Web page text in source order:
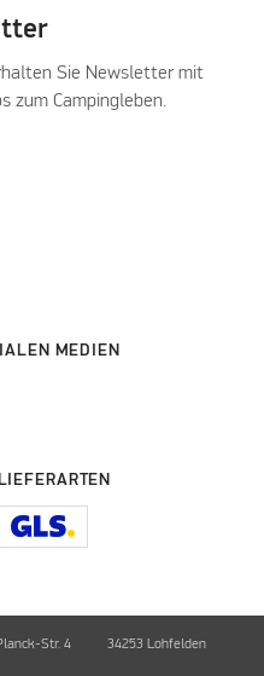
Sie Newsletter mit
zum Campingleben.
MEDIEN
LIEFERARTEN
Str. 4 34253 Lohfelden